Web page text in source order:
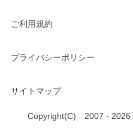
ご利用規約
プライバシーポリシー
サイトマップ
Copyright(C) 2007 - 2026